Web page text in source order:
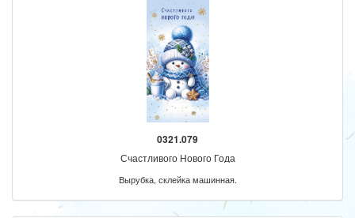
0321.079
Счастливого Нового Года
Вырубка, склейка машинная.